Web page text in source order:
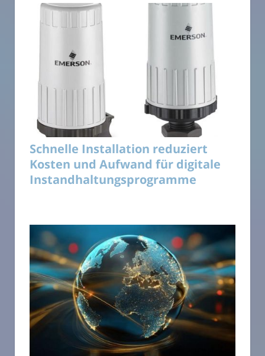
Schnelle Installation reduziert
Kosten und Aufwand für digitale
Instandhaltungsprogramme